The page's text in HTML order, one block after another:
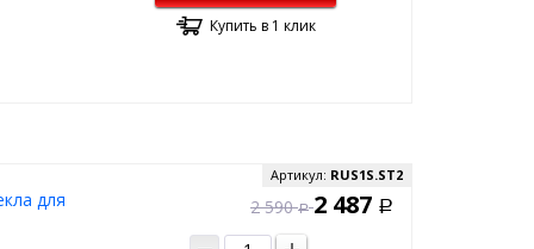
Купить в 1 клик
для
Артикул: RUS1S.ST2
2 590 Р 2 487 Р